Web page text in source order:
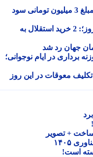
خبر مهم برای سهامداران عدالت/ آیا مبلغ 3 میلیون تومانی سود
خلیفه و گودرزی در جمع شاگردان پیروز؛: 2 خرید استقلال به
جهان رد شد
در ایام نوجوانی؛
معوقات در این روز
+ تصویر
است!